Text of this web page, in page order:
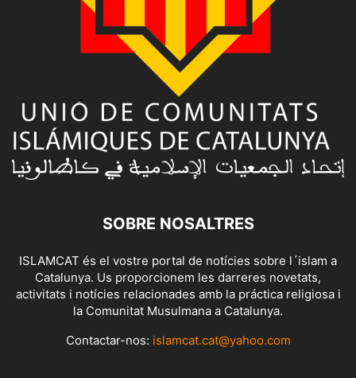
SOBRE NOSALTRES
ISLAMCAT és el vostre portal de notícies sobre l´islam a
Catalunya. Us proporcionem les darreres novetats,
activitats i notícies relacionades amb la práctica religiosa i
la Comunitat Musulmana a Catalunya.
Contactar-nos: islamcat.cat@yahoo.com